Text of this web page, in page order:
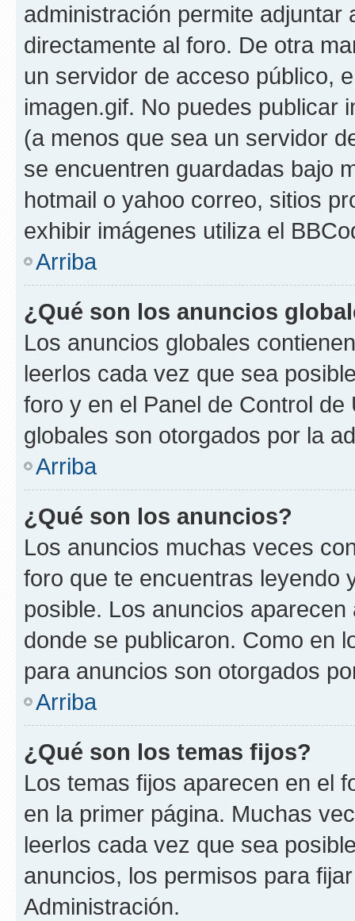
administración permite
directamente al foro. De otra
un servidor de acceso público,
imagen.gif. No puedes publicar
(a menos que sea un servidor
se encuentren guardadas bajo
hotmail o yahoo correo, sitios
exhibir imágenes utiliza el
Arriba
¿Qué son los anuncios
Los anuncios globales
leerlos cada vez que sea
foro y en el Panel de Control
globales son otorgados por la
Arriba
¿Qué son los anuncios?
Los anuncios muchas veces
foro que te encuentras leyendo
posible. Los anuncios
donde se publicaron. Como en
para anuncios son otorgados
Arriba
¿Qué son los temas fijos?
Los temas fijos aparecen en el
en la primer página. Muchas
leerlos cada vez que sea
anuncios, los permisos para
Administración.